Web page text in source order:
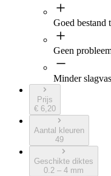
Goed bestand
Geen
Minder
Prijs
€ 6,20
Aantal kleuren
49
Geschikte diktes
0.2 – 4 mm